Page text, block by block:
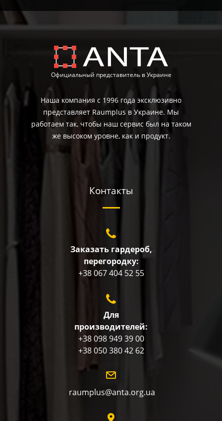
Официальный представитель в Украине
Наша компания с 1996 года эксклюзивно
представляет Raumplus в Украине. Мы
работаем так, чтобы наш сервис был на таком
же высоком уровне, как и продукт.
Контакты
Заказать гардероб,
перегородку:
+38 067 404 52 55
Для
производителей:
+38 098 949 39 00
+38 050 380 42 62
raumplus@anta.org.ua